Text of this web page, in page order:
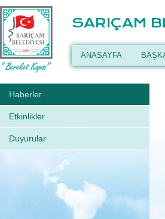
SARIÇAM
ANASAYFA
Haberler
Etkinlikler
Duyurular